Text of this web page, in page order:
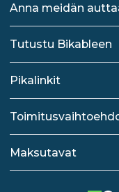
Anna meidän
Tutustu Bikableen
Pikalinkit
Maksutavat